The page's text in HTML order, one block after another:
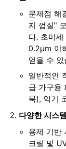
문제점 해
지 껍질"
다. 초미
0.2μm 이
얻을 수 있
일반적인
급 가구용
북), 악기
다양한 시스
용제 기반
크릴 및